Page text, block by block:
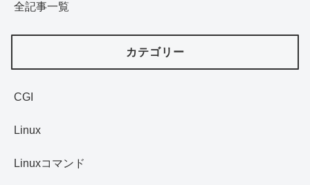
全記事一覧
カテゴリー
CGI
Linux
Linuxコマンド